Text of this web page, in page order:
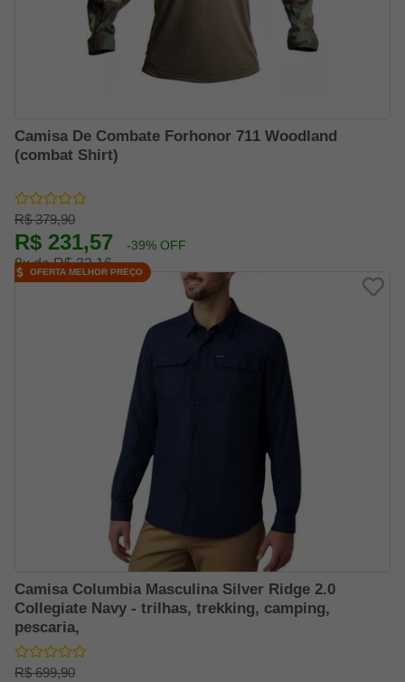
Camisa De Combate Forhonor 711 Woodland
(combat Shirt)
R$ 379,90
R$ 231,57 -39% OFF
8x de R$ 32,16
Camisa Columbia Masculina Silver Ridge 2.0
Collegiate Navy - trilhas, trekking, camping,
pescaria,
R$ 699,90
OFERTA MELHOR PREÇO